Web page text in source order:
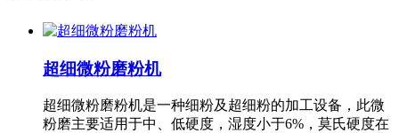
超细微粉磨粉机
超细微粉磨粉机是一种细粉及超细粉的加工设备，此微
粉磨主要适用于中、低硬度，湿度小于6%，莫氏硬度在